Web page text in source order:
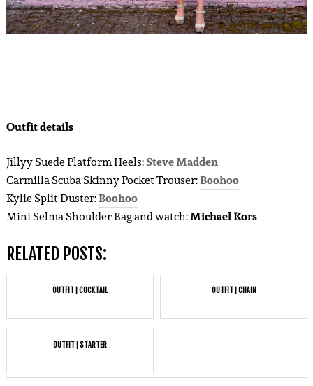
Outfit details
Jillyy Suede Platform Heels:Steve Madden
Carmilla Scuba Skinny Pocket Trouser:Boohoo
Kylie Split Duster:Boohoo
Mini Selma Shoulder Bag and watch:Michael Kors
RELATED POSTS:
OUTFIT | COCKTAIL OUTFIT | CHAIN
OUTFIT | STARTER